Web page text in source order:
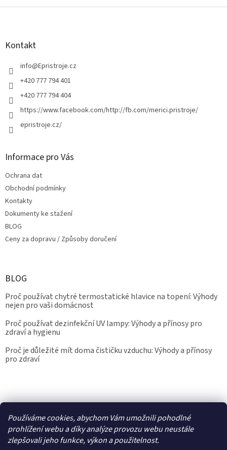
Používáme cookies, abychom Vám umožnili pohodlné
prohlížení webu a díky analýze provozu webu neustále
zlepšovali jeho funkce, výkon a použitelnost.
l
y
v
Z
Kontakt
info@Epristroje.cz
+420 777 794 401
+420 777 794 404
https://www.facebook.com/http://fb.com/merici.pristroje/
epristroje.cz/
Informace pro Vás
Ochrana dat
Obchodní podmínky
Kontakty
Dokumenty ke stažení
BLOG
Ceny za dopravu / Způsoby doručení
BLOG
Proč používat chytré termostatické hlavice na topení: Výhody
nejen pro vaši domácnost
Proč používat dezinfekční UV lampy: Výhody a přínosy pro
zdraví a hygienu
Proč je důležité mít doma čističku vzduchu: Výhody a přínosy
pro zdraví